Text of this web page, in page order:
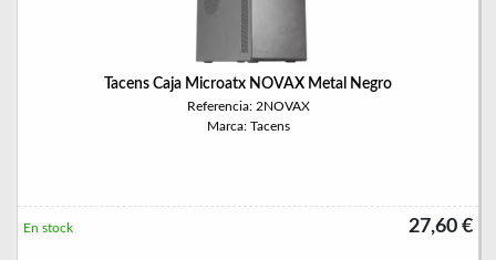
Tacens Caja Microatx NOVAX Metal Negro
Referencia: 2NOVAX
Marca: Tacens
27,60 €
En stock